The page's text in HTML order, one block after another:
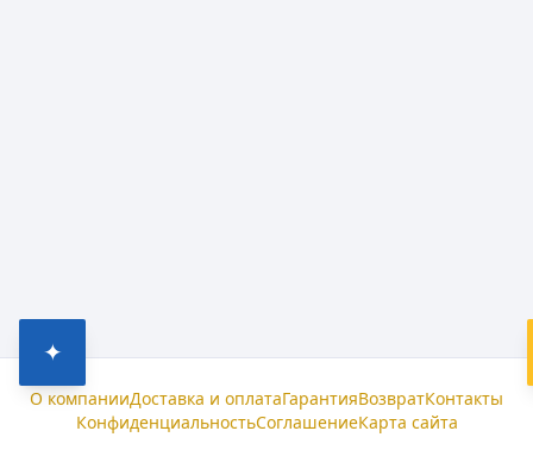
✦
О компанииДоставка и оплатаГарантияВозвратКонтакты
КонфиденциальностьСоглашениеКарта сайта